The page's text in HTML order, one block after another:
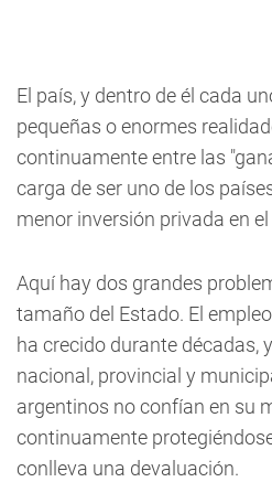
El país, y dentro de él cada
pequeñas o enormes
continuamente entre las
carga de ser uno de los
menor inversión privada en
Aquí hay dos grandes
tamaño del Estado. El
ha crecido durante décadas,
nacional, provincial y
argentinos no confían en su
continuamente
conlleva una devaluación.